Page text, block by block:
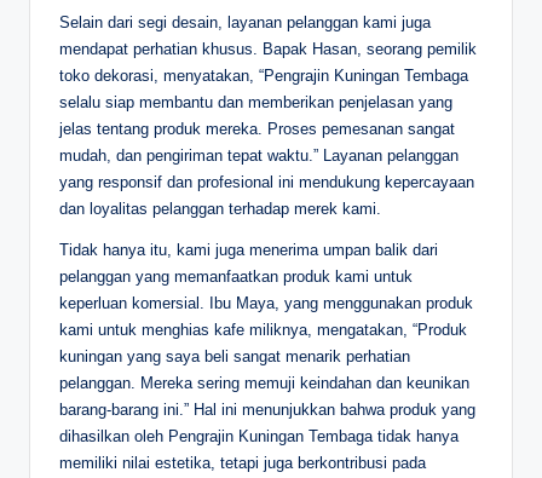
Selain dari segi desain, layanan pelanggan kami juga
mendapat perhatian khusus. Bapak Hasan, seorang pemilik
toko dekorasi, menyatakan, “Pengrajin Kuningan Tembaga
selalu siap membantu dan memberikan penjelasan yang
jelas tentang produk mereka. Proses pemesanan sangat
mudah, dan pengiriman tepat waktu.” Layanan pelanggan
yang responsif dan profesional ini mendukung kepercayaan
dan loyalitas pelanggan terhadap merek kami.
Tidak hanya itu, kami juga menerima umpan balik dari
pelanggan yang memanfaatkan produk kami untuk
keperluan komersial. Ibu Maya, yang menggunakan produk
kami untuk menghias kafe miliknya, mengatakan, “Produk
kuningan yang saya beli sangat menarik perhatian
pelanggan. Mereka sering memuji keindahan dan keunikan
barang-barang ini.” Hal ini menunjukkan bahwa produk yang
dihasilkan oleh Pengrajin Kuningan Tembaga tidak hanya
memiliki nilai estetika, tetapi juga berkontribusi pada